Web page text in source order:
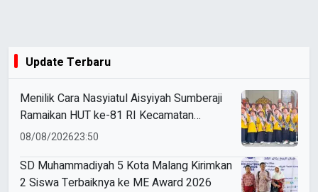
Update Terbaru
Menilik Cara Nasyiatul Aisyiyah Sumberaji
Ramaikan HUT ke-81 RI Kecamatan
Sukodadi
08/08/202623:50
SD Muhammadiyah 5 Kota Malang Kirimkan
2 Siswa Terbaiknya ke ME Award 2026